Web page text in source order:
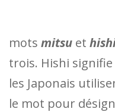
mots mitsu et
trois. Hishi signifie
les Japonais
le mot pour